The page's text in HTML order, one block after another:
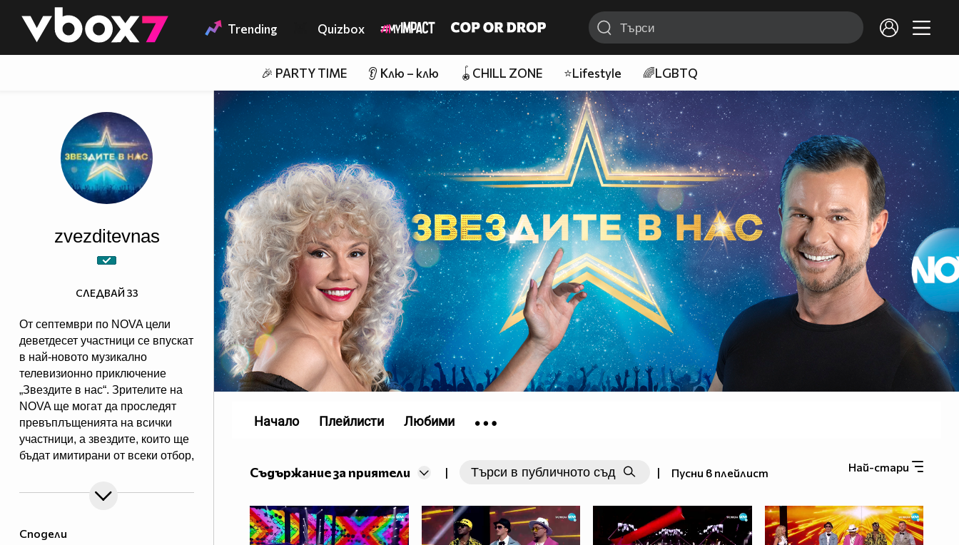
👾 Trending Quizbox
🎉 PARTY TIME 👂 Клю – клю 🪀CHILL ZONE ⭐Lifestyle 🌈LGBTQ
Сподели
zvezditevnas
От септември по NOVA цели
деветдесет участници се впускат
в най-новото музикално
телевизионно приключение
„Звездите в нас“. Зрителите на
NOVA ще могат да проследят
превъплъщенията на всички
участници, а звездите, които ще
бъдат имитирани от всеки отбор,
разнородни. Всяка седмица 5
отбора ще представят 5 звездни
имитаторска битка един срещу
СЛЕДВАЙ 33
Най-стари
Съдържание за приятели | | Пусни в плейлист
Начало Плейлисти Любими